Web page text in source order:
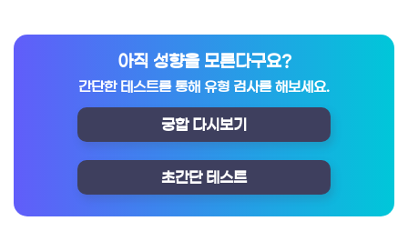
아직 성향을 모른다구요?
간단한 테스트를 통해 유형 검사를 해보세요.
궁합 다시보기
초간단 테스트